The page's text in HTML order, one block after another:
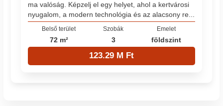
ma valóság. Képzelj el egy helyet, ahol a kertvárosi
nyugalom, a modern technológia és az alacsony re...
Belső terület
72 m²
Szobák
3
Emelet
földszint
123.29 M Ft